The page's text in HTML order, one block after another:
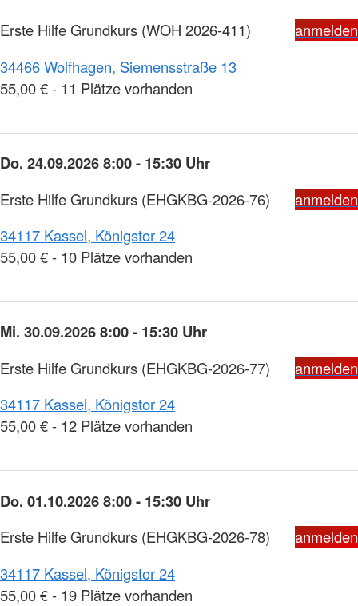
Erste Hilfe Grundkurs (WOH 2026-411)
anmelden
34466 Wolfhagen, Siemensstraße 13
55,00 € - 11 Plätze vorhanden
Do. 24.09.2026 8:00 - 15:30 Uhr
Erste Hilfe Grundkurs (EHGKBG-2026-76)
anmelden
34117 Kassel, Königstor 24
55,00 € - 10 Plätze vorhanden
Mi. 30.09.2026 8:00 - 15:30 Uhr
Erste Hilfe Grundkurs (EHGKBG-2026-77)
anmelden
34117 Kassel, Königstor 24
55,00 € - 12 Plätze vorhanden
Do. 01.10.2026 8:00 - 15:30 Uhr
Erste Hilfe Grundkurs (EHGKBG-2026-78)
anmelden
34117 Kassel, Königstor 24
55,00 € - 19 Plätze vorhanden